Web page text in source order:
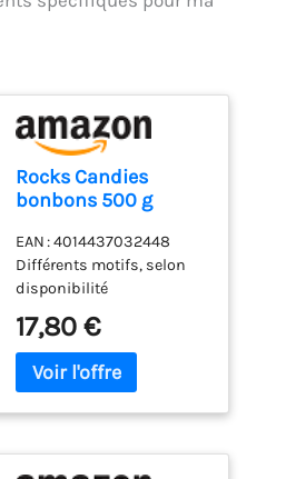
Rocks Candies
bonbons 500 g
EAN : 4014437032448
Différents motifs, selon
disponibilité
17,80 €